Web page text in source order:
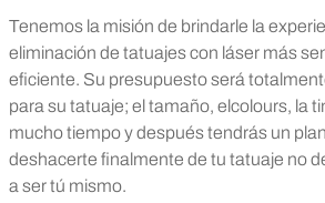
Tenemos la misión de brindarle la
eliminación de tatuajes con láser más
eficiente. Su presupuesto será
para su tatuaje; el tamaño, elcolours, la
mucho tiempo y después tendrás un
deshacerte finalmente de tu tatuaje no
a ser tú mismo.